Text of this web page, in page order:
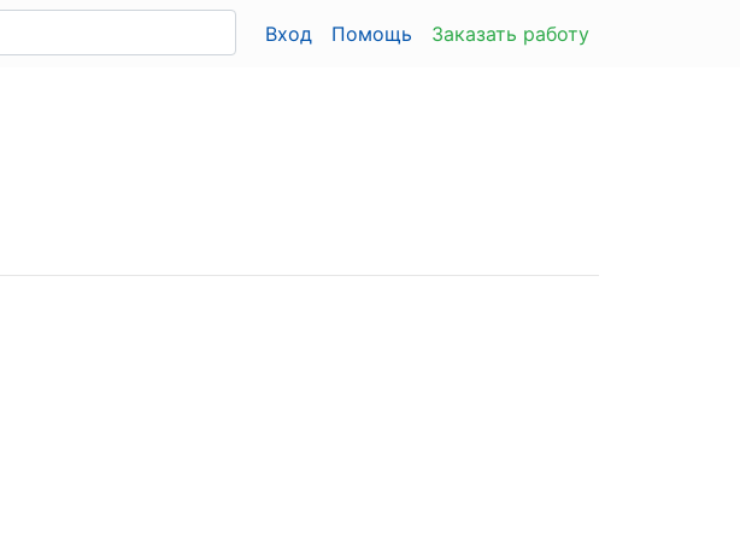
Вход Помощь Заказать работу